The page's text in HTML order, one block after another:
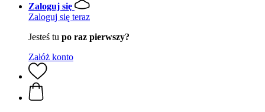
Zaloguj się
Zaloguj się teraz
Jesteś tu po raz pierwszy?
Załóż konto